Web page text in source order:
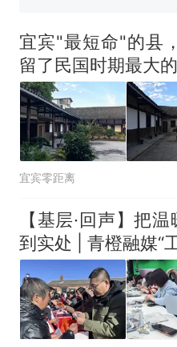
回大海
来源：
那个在
老师一
生
笔试第
官方通
热 制裁
么？
宜宾"最短命"的县
留了民国时期最大
宜宾零距离
【基层·回声】把
到实处 | 青橙融媒“